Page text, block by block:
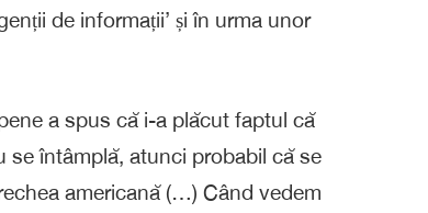
de informații’ și în urma unor
a spus că i-a plăcut faptul că
se întâmplă, atunci probabil că se
americană (…) Când vedem